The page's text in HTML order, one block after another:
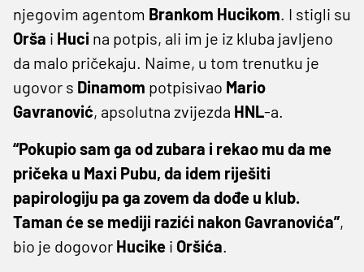
njegovim agentom Brankom Hucikom. I stigli su
Orša i Huci na potpis, ali im je iz kluba javljeno
da malo pričekaju. Naime, u tom trenutku je
ugovor s Dinamom potpisivao Mario
Gavranović, apsolutna zvijezda HNL-a.
“Pokupio sam ga od zubara i rekao mu da me
pričeka u Maxi Pubu, da idem riješiti
papirologiju pa ga zovem da dođe u klub.
Taman će se mediji razići nakon Gavranovića”,
bio je dogovor Hucike i Oršića.